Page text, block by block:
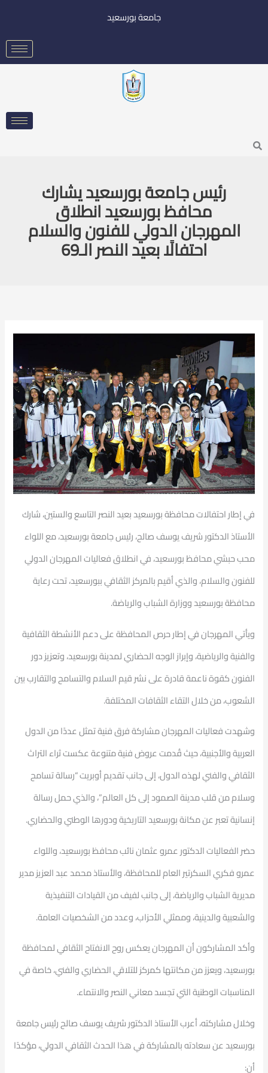
جامعة بورسعيد
Search
رئيس جامعة بورسعيد يشارك
محافظ بورسعيد انطلاق
المهرجان الدولي للفنون والسلام
احتفالًا بعيد النصر الـ69
في إطار احتفالات محافظة بورسعيد بعيد النصر التاسع والستين، شارك
الأستاذ الدكتور شريف يوسف صالح، رئيس جامعة بورسعيد، مع اللواء
محب حبشي محافظ بورسعيد، في انطلاق فعاليات المهرجان الدولي
للفنون والسلام، والذي أقيم بالمركز الثقافي ببورسعيد، تحت رعاية
محافظة بورسعيد ووزارة الشباب والرياضة.
ويأتي المهرجان في إطار حرص المحافظة على دعم الأنشطة الثقافية
والفنية والرياضية، وإبراز الوجه الحضاري لمدينة بورسعيد، وتعزيز دور
الفنون كقوة ناعمة قادرة على نشر قيم السلام والتسامح والتقارب بين
الشعوب، من خلال التقاء الثقافات المختلفة.
وشهدت فعاليات المهرجان مشاركة فرق فنية تمثل عددًا من الدول
العربية والأجنبية، حيث قُدمت عروض فنية متنوعة عكست ثراء التراث
الثقافي والفني لهذه الدول، إلى جانب تقديم أوبريت “رسالة تسامح
وسلام من قلب مدينة الصمود إلى كل العالم”، والذي حمل رسالة
إنسانية تعبر عن مكانة بورسعيد التاريخية ودورها الوطني والحضاري.
حضر الفعاليات الدكتور عمرو عثمان نائب محافظ بورسعيد، واللواء
عمرو فكري السكرتير العام للمحافظة، والأستاذ محمد عبد العزيز مدير
مديرية الشباب والرياضة، إلى جانب لفيف من القيادات التنفيذية
والشعبية والدينية، وممثلي الأحزاب، وعدد من الشخصيات العامة.
وأكد المشاركون أن المهرجان يعكس روح الانفتاح الثقافي لمحافظة
بورسعيد، ويعزز من مكانتها كمركز للتلاقي الحضاري والفني، خاصة في
المناسبات الوطنية التي تجسد معاني النصر والانتماء.
وخلال مشاركته، أعرب الأستاذ الدكتور شريف يوسف صالح رئيس جامعة
بورسعيد عن سعادته بالمشاركة في هذا الحدث الثقافي الدولي، مؤكدًا
أن: